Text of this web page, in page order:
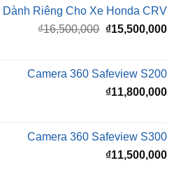
Dành Riêng Cho Xe Honda CRV
₫16,500,000 Giá
₫16,500,000.
₫15,500,000
Camera 360 Safeview S200
₫11,800,000
Camera 360 Safeview S300
₫11,500,000